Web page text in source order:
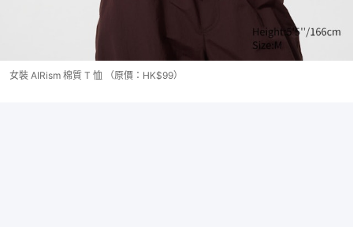
女裝 AIRism 棉質 T 恤 （原價：HK$99）